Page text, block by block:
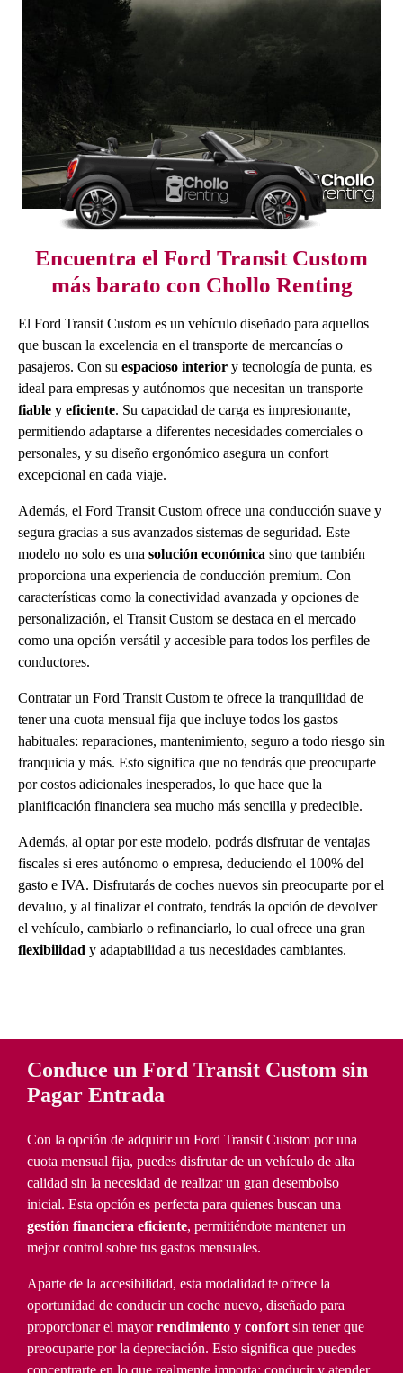
Encuentra el Ford Transit Custom
más barato con Chollo Renting
El Ford Transit Custom es un vehículo diseñado para aquellos
que buscan la excelencia en el transporte de mercancías o
pasajeros. Con su espacioso interior y tecnología de punta, es
ideal para empresas y autónomos que necesitan un transporte
fiable y eficiente. Su capacidad de carga es impresionante,
permitiendo adaptarse a diferentes necesidades comerciales o
personales, y su diseño ergonómico asegura un confort
excepcional en cada viaje.
Además, el Ford Transit Custom ofrece una conducción suave y
segura gracias a sus avanzados sistemas de seguridad. Este
modelo no solo es una solución económica sino que también
proporciona una experiencia de conducción premium. Con
características como la conectividad avanzada y opciones de
personalización, el Transit Custom se destaca en el mercado
como una opción versátil y accesible para todos los perfiles de
conductores.
Contratar un Ford Transit Custom te ofrece la tranquilidad de
tener una cuota mensual fija que incluye todos los gastos
habituales: reparaciones, mantenimiento, seguro a todo riesgo sin
franquicia y más. Esto significa que no tendrás que preocuparte
por costos adicionales inesperados, lo que hace que la
planificación financiera sea mucho más sencilla y predecible.
Además, al optar por este modelo, podrás disfrutar de ventajas
fiscales si eres autónomo o empresa, deduciendo el 100% del
gasto e IVA. Disfrutarás de coches nuevos sin preocuparte por el
devaluo, y al finalizar el contrato, tendrás la opción de devolver
el vehículo, cambiarlo o refinanciarlo, lo cual ofrece una gran
flexibilidad y adaptabilidad a tus necesidades cambiantes.
Conduce un Ford Transit Custom sin
Pagar Entrada
Con la opción de adquirir un Ford Transit Custom por una
cuota mensual fija, puedes disfrutar de un vehículo de alta
calidad sin la necesidad de realizar un gran desembolso
inicial. Esta opción es perfecta para quienes buscan una
gestión financiera eficiente, permitiéndote mantener un
mejor control sobre tus gastos mensuales.
Aparte de la accesibilidad, esta modalidad te ofrece la
oportunidad de conducir un coche nuevo, diseñado para
proporcionar el mayorrendimiento y confortsin tener que
preocuparte por la depreciación. Esto significa que puedes